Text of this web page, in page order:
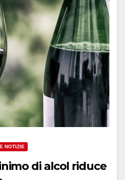
NOTIZIE
di alcol riduce